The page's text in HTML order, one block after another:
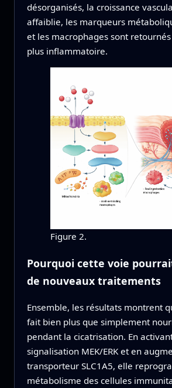
désorganisés, la croissance
affaiblie, les marqueurs
et les macrophages sont
plus inflammatoire.
Figure 2.
Pourquoi cette voie
de nouveaux traitements
Ensemble, les résultats montrent
fait bien plus que simplement
pendant la cicatrisation. En
signalisation MEK/ERK et en
transporteur SLC1A5, elle
métabolisme des cellules